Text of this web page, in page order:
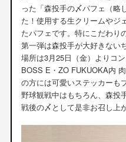
った「森投手の〆パフェ（略
た！使用する生クリームやジ
たパフェです。特にこだわり
第一弾は森投手が大好きない
場所は3月25日（金）よりコ
BOSS E・ZO FUKUOKA内
の方には可愛いステッカーも
野球観戦中はもちろん、森投
戦後の〆として是非お召し上